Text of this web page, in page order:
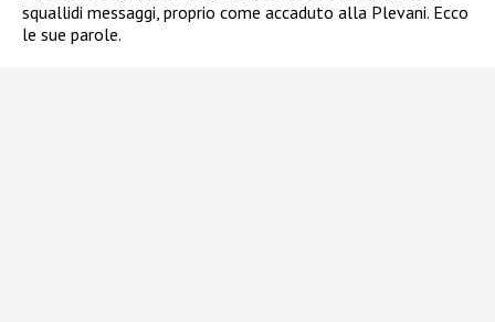
squallidi messaggi, proprio come accaduto alla Plevani. Ecco
le sue parole.